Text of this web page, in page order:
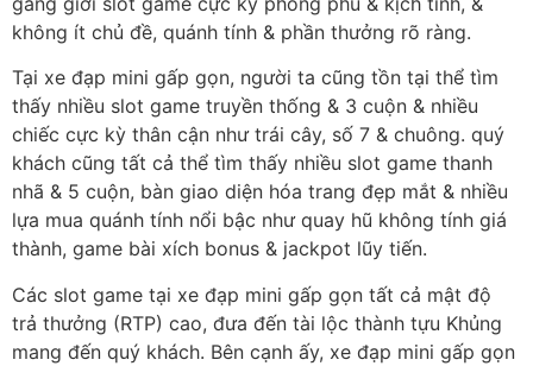
không ít chủ đề, quánh tính & phần thưởng rõ ràng.
Tại xe đạp mini gấp gọn, người ta cũng tồn tại thể tìm
thấy nhiều slot game truyền thống & 3 cuộn & nhiều
chiếc cực kỳ thân cận như trái cây, số 7 & chuông. quý
khách cũng tất cả thể tìm thấy nhiều slot game thanh
nhã & 5 cuộn, bàn giao diện hóa trang đẹp mắt & nhiều
lựa mua quánh tính nổi bậc như quay hũ không tính giá
thành, game bài xích bonus & jackpot lũy tiến.
Các slot game tại xe đạp mini gấp gọn tất cả mật độ
trả thưởng (RTP) cao, đưa đến tài lộc thành tựu Khủng
mang đến quý khách. Bên cạnh ấy, xe đạp mini gấp gọn